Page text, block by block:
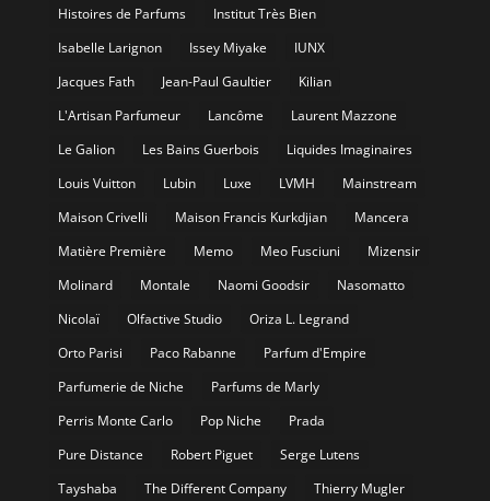
Histoires de Parfums
Institut Très Bien
Isabelle Larignon
Issey Miyake
IUNX
Jacques Fath
Jean-Paul Gaultier
Kilian
L'Artisan Parfumeur
Lancôme
Laurent Mazzone
Le Galion
Les Bains Guerbois
Liquides Imaginaires
Louis Vuitton
Lubin Luxe LVMH
Mainstream
Maison Crivelli
Maison Francis Kurkdjian
Mancera
Matière Première
Memo Meo Fusciuni
Mizensir
Molinard
Montale Naomi Goodsir
Nasomatto
Nicolaï
Olfactive Studio
Oriza L. Legrand
Orto Parisi
Paco Rabanne
Parfum d'Empire
Parfumerie de Niche
Parfums de Marly
Perris Monte Carlo
Pop Niche
Prada
Pure Distance
Robert Piguet
Serge Lutens
Tayshaba
The Different Company Thierry Mugler